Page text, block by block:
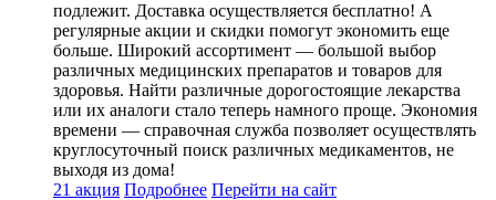
подлежит. Доставка осуществляется бесплатно! А
регулярные акции и скидки помогут экономить еще
больше. Широкий ассортимент — большой выбор
различных медицинских препаратов и товаров для
здоровья. Найти различные дорогостоящие лекарства
или их аналоги стало теперь намного проще. Экономия
времени — справочная служба позволяет осуществлять
круглосуточный поиск различных медикаментов, не
выходя из дома!
21 акция Подробнее Перейти на сайт